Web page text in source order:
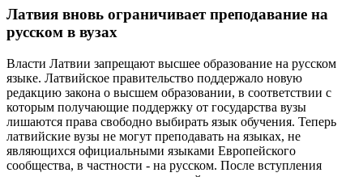
Латвия вновь ограничивает преподавание на
русском в вузах
Власти Латвии запрещают высшее образование на русском
языке. Латвийское правительство поддержало новую
редакцию закона о высшем образовании, в соответствии с
которым получающие поддержку от государства вузы
лишаются права свободно выбирать язык обучения. Теперь
латвийские вузы не могут преподавать на языках, не
являющихся официальными языками Европейского
сообщества, в частности - на русском. После вступления